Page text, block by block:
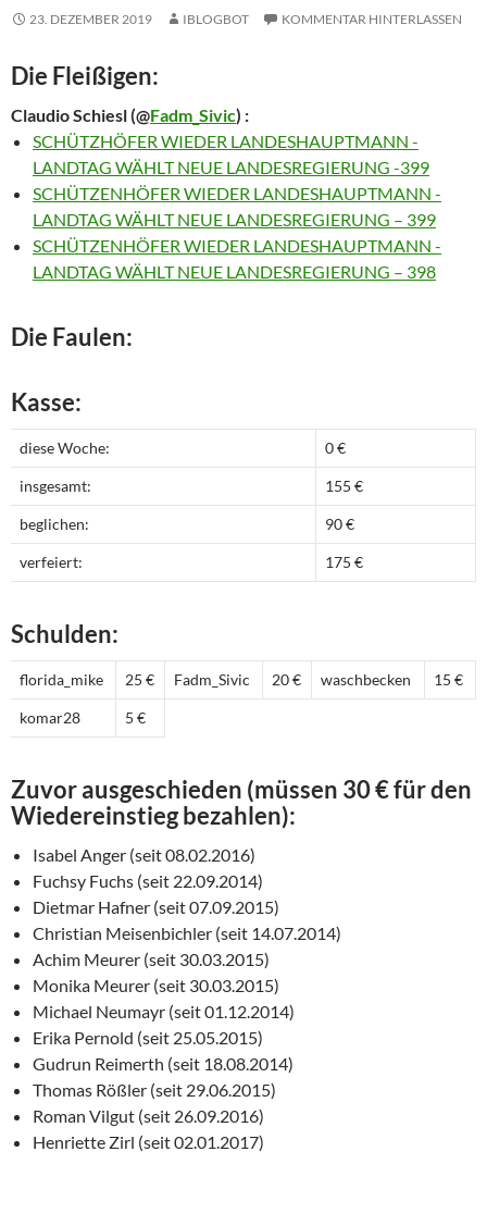
23. DEZEMBER 2019 IBLOGBOT KOMMENTAR HINTERLASSEN
Die Fleißigen:
Claudio Schiesl(@Fadm_Sivic) :
SCHÜTZHÖFER WIEDER LANDESHAUPTMANN -
LANDTAG WÄHLT NEUE LANDESREGIERUNG -399
SCHÜTZENHÖFER WIEDER LANDESHAUPTMANN -
LANDTAG WÄHLT NEUE LANDESREGIERUNG – 399
SCHÜTZENHÖFER WIEDER LANDESHAUPTMANN -
LANDTAG WÄHLT NEUE LANDESREGIERUNG – 398
Die Faulen:
Kasse:
diese Woche: 0 €
insgesamt: 155 €
beglichen: 90 €
verfeiert: 175 €
Schulden:
florida_mike 25 € Fadm_Sivic 20 € waschbecken 15 €
komar28 5 €
Zuvor ausgeschieden (müssen 30 € für den
Wiedereinstieg bezahlen):
Isabel Anger (seit 08.02.2016)
Fuchsy Fuchs (seit 22.09.2014)
Dietmar Hafner (seit 07.09.2015)
Christian Meisenbichler (seit 14.07.2014)
Achim Meurer (seit 30.03.2015)
Monika Meurer (seit 30.03.2015)
Michael Neumayr (seit 01.12.2014)
Erika Pernold (seit 25.05.2015)
Gudrun Reimerth (seit 18.08.2014)
Thomas Rößler (seit 29.06.2015)
Roman Vilgut (seit 26.09.2016)
Henriette Zirl (seit 02.01.2017)